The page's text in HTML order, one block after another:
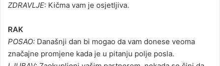
ZDRAVLJE: Kičma vam je osjetljiva.
RAK
POSAO: Današnji dan bi mogao da vam donese veoma
značajne promjene kada je u pitanju polje posla.